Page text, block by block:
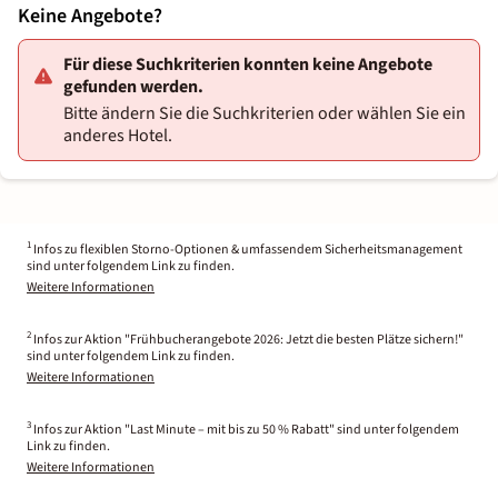
Keine Angebote?
Für diese Suchkriterien konnten keine Angebote
gefunden werden.
Bitte ändern Sie die Suchkriterien oder wählen Sie ein
anderes Hotel.
1 Infos zu flexiblen Storno-Optionen & umfassendem Sicherheitsmanagement
sind unter folgendem Link zu finden.
Weitere Informationen
2 Infos zur Aktion "Frühbucherangebote 2026: Jetzt die besten Plätze sichern!"
sind unter folgendem Link zu finden.
Weitere Informationen
3 Infos zur Aktion "Last Minute – mit bis zu 50 % Rabatt" sind unter folgendem
Link zu finden.
Weitere Informationen